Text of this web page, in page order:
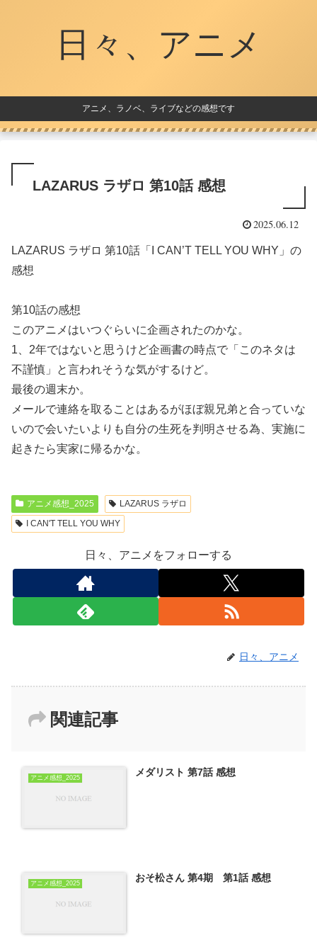
日々、アニメ
アニメ、ラノベ、ライブなどの感想です
LAZARUS ラザロ 第10話 感想
2025.06.12
LAZARUS ラザロ 第10話「I CAN’T TELL YOU WHY」の
感想
第10話の感想
このアニメはいつぐらいに企画されたのかな。
1、2年ではないと思うけど企画書の時点で「このネタは
不謹慎」と言われそうな気がするけど。
最後の週末か。
メールで連絡を取ることはあるがほぼ親兄弟と合っていな
いので会いたいよりも自分の生死を判明させる為、実施に
起きたら実家に帰るかな。
アニメ感想_2025
LAZARUS ラザロ
I CAN'T TELL YOU WHY
日々、アニメをフォローする
日々、アニメ
関連記事
アニメ感想_2025 メダリスト 第7話 感想
アニメ感想_2025 おそ松さん 第4期 第1話 感想